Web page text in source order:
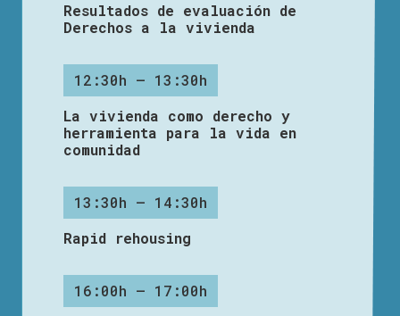
Resultados de evaluación de
Derechos a la vivienda
12:30h – 13:30h
La vivienda como derecho y
herramienta para la vida en
comunidad
13:30h – 14:30h
Rapid rehousing
16:00h – 17:00h